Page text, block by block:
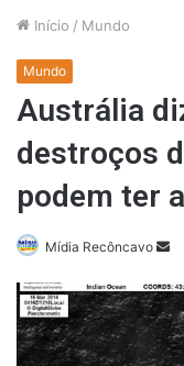
Início / Mundo
Mundo
Austrália
destroços
podem ter
Mídia Recôncavo
e-